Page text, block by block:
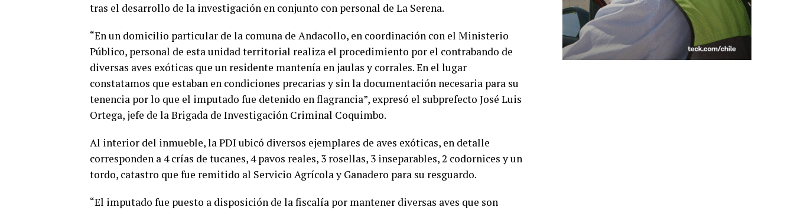
tras el desarrollo de la investigación en conjunto con personal de La Serena.
“En un domicilio particular de la comuna de Andacollo, en coordinación con el Ministerio
Público, personal de esta unidad territorial realiza el procedimiento por el contrabando de
diversas aves exóticas que un residente mantenía en jaulas y corrales. En el lugar
constatamos que estaban en condiciones precarias y sin la documentación necesaria para su
tenencia por lo que el imputado fue detenido en flagrancia”, expresó el subprefecto José Luis
Ortega, jefe de la Brigada de Investigación Criminal Coquimbo.
Al interior del inmueble, la PDI ubicó diversos ejemplares de aves exóticas, en detalle
corresponden a 4 crías de tucanes, 4 pavos reales, 3 rosellas, 3 inseparables, 2 codornices y un
tordo, catastro que fue remitido al Servicio Agrícola y Ganadero para su resguardo.
“El imputado fue puesto a disposición de la fiscalía por mantener diversas aves que son